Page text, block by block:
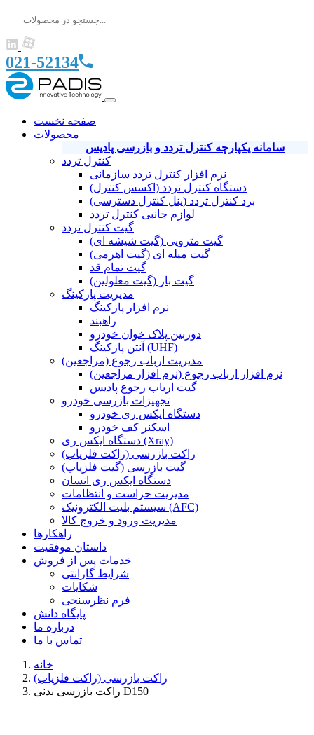
021-52134
صفحه نخست
محصولات
سامانه یکپارچه کنترل تردد و بازرسی پادیس
کنترل تردد
نرم افزار کنترل تردد سازمانی
دستگاه کنترل تردد (اکسس کنترل)
برد کنترل تردد (پنل کنترل دسترسی)
لوازم جانبی کنترل تردد
گیت کنترل تردد
گیت مترویی (گیت شیشه ای)
گیت میله ای (گیت اهرمی)
گیت تمام قد
گیت بار (گیت معلولین)
مدیریت پارکینگ
نرم افزار پارکینگ
راهبند
دوربین پلاک خوان خودرو
آنتن پارکینگ (UHF)
مدیریت ارباب رجوع (مراجعین)
نرم افزار ارباب رجوع (نرم افزار مراجعین)
گیت ارباب رجوع پادیس
تجهیزات بازرسی خودرو
دستگاه ایکس ری خودرو
اسکنر کف خودرو
دستگاه ایکس ری (Xray)
راکت بازرسی (راکت فلزیاب)
گیت بازرسی (گیت فلزیاب)
دستگاه ایکس ری انسان
مدیریت حراست و انتظامات
سیستم بلیت الکترونیک (AFC)
مدیریت ورود و خروج کالا
راهکارها
داستان موفقیت
خدمات پس از فروش
شرایط گارانتی
شکایات
فرم نظرسنجی
پایگاه دانش
درباره ما
تماس با ما
خانه
راکت بازرسی (راکت فلزیاب)
راکت بازرسی بدنی D150